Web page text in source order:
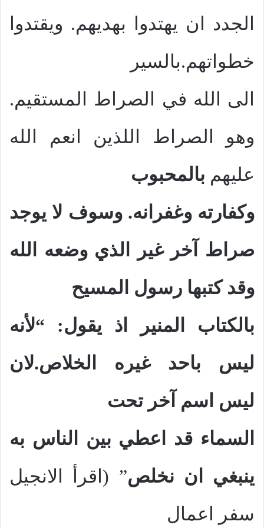
الجدد ان يهتدوا بهديهم. ويقتدوا
خطواتهم.بالسير
الى الله في الصراط المستقيم.
وهو الصراط اللذين انعم الله
عليهم بالمحبوب
وكفارته وغفرانه. وسوف لا يوجد
صراط آخر غير الذي وضعه الله
وقد كتبها رسول المسيح
بالكتاب المنير اذ يقول: “لأنه
ليس باحد غيره الخلاص.لان
ليس اسم آخر تحت
السماء قد اعطي بين الناس به
ينبغي ان نخلص” (اقرأ الانجيل
سفر اعمال